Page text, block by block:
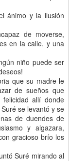
ánimo y la ilusión
de moverse,
en la calle, y una
niño puede ser
que su madre le
de sueños que
allí donde
se levantó y se
de duendes de
y algazara,
gracioso brío los
Suré mirando al